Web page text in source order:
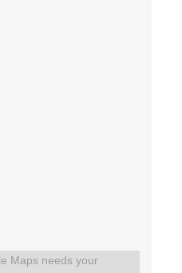
Maps needs your